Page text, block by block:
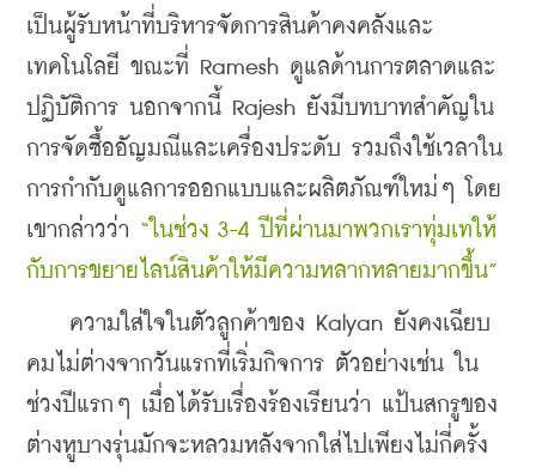
เป็นผู้รับหน้าที่บริหารจัดการสินค้าคงคลังและ
เทคโนโลยี ขณะที่ Ramesh ดูแลด้านการตลาดและ
ปฏิบัติการ นอกจากนี้ Rajesh ยังมีบทบาทสำคัญใน
การจัดซื้ออัญมณีและเครื่องประดับ รวมถึงใช้เวลาใน
การกำกับดูแลการออกแบบและผลิตภัณฑ์ใหม่ๆ โดย
เขากล่าวว่า “ในช่วง 3-4 ปีที่ผ่านมาพวกเราทุ่มเทให้
กับการขยายไลน์สินค้าให้มีความหลากหลายมากขึ้น”
ความใส่ใจในตัวลูกค้าของ Kalyan ยังคงเฉียบ
คมไม่ต่างจากวันแรกที่เริ่มกิจการ ตัวอย่างเช่น ใน
ช่วงปีแรกๆ เมื่อได้รับเรื่องร้องเรียนว่า แป้นสกรูของ
ต่างหูบางรุ่นมักจะหลวมหลังจากใส่ไปเพียงไม่กี่ครั้ง